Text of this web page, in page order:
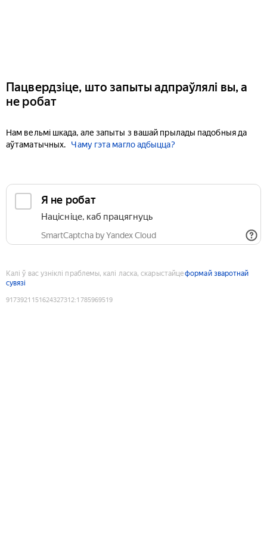
Пацвердзіце, што запыты адпраўлялі вы, а
не робат
Нам вельмі шкада, але запыты з вашай прылады падобныя да
аўтаматычных.
Чаму гэта магло адбыцца?
Я не робат
Націсніце, каб працягнуць
SmartCaptcha by Yandex Cloud
Калі ў вас узніклі праблемы, калі ласка, скарыстайцеформай зваротнай
сувязі
9173921151624327312:1785969519